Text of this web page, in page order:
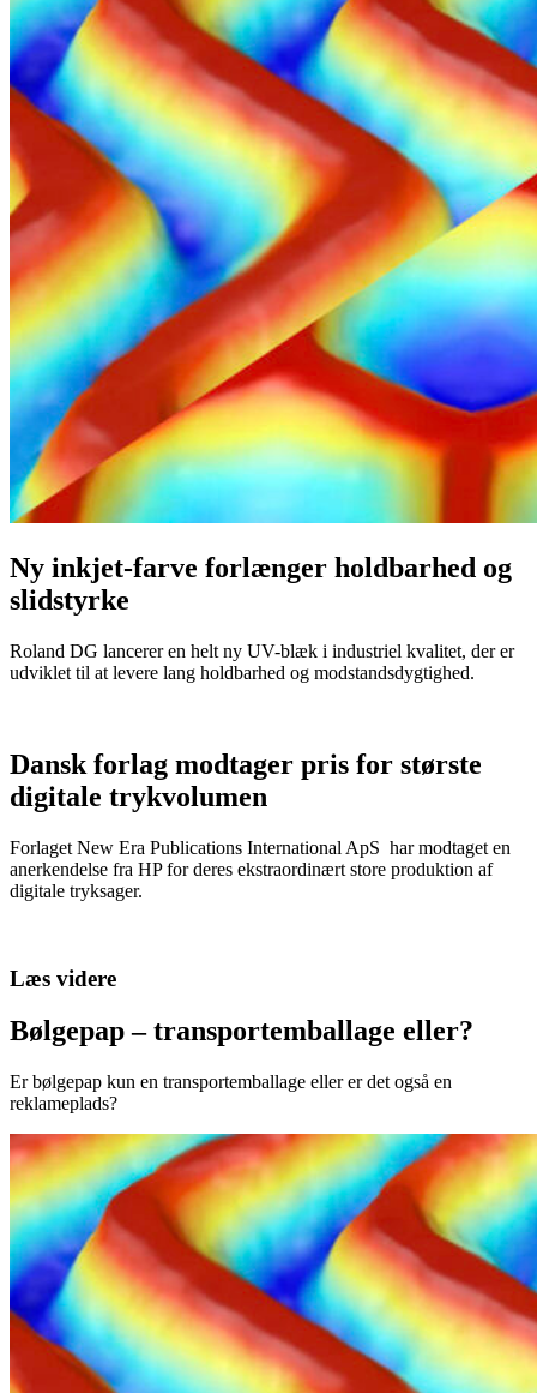
Ny inkjet-farve forlænger holdbarhed og
slidstyrke
Roland DG lancerer en helt ny UV-blæk i industriel kvalitet, der er
udviklet til at levere lang holdbarhed og modstandsdygtighed.
Dansk forlag modtager pris for største
digitale trykvolumen
Forlaget New Era Publications International ApS har modtaget en
anerkendelse fra HP for deres ekstraordinært store produktion af
digitale tryksager.
Læs videre
Bølgepap – transportemballage eller?
Er bølgepap kun en transportemballage eller er det også en
reklameplads?